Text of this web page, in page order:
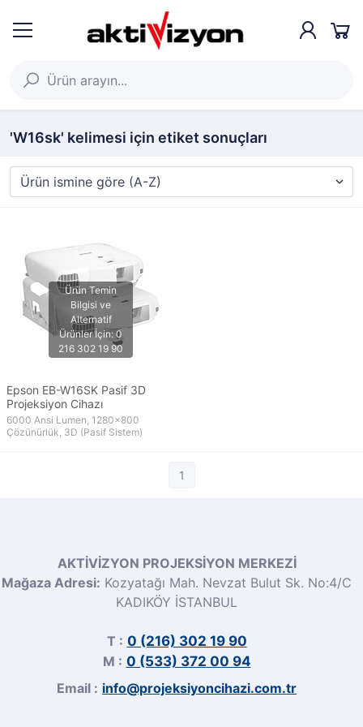
'W16sk' kelimesi için etiket sonuçları
Epson EB-W16SK Pasif 3D
Projeksiyon Cihazı
6000 Ansi Lumen, 1280x800
Çözünürlük, 3D (Pasif Sistem)
1
AKTİVİZYON PROJEKSİYON MERKEZİ
Mağaza Adresi: Kozyatağı Mah. Nevzat Bulut Sk. No:4/C
KADIKÖY İSTANBUL
T : 0 (216) 302 19 90
M : 0 (533) 372 00 94
Email : info@projeksiyoncihazi.com.tr